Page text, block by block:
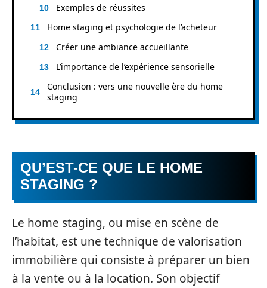
Exemples de réussites
Home staging et psychologie de l’acheteur
Créer une ambiance accueillante
L’importance de l’expérience sensorielle
Conclusion : vers une nouvelle ère du home
staging
QU’EST-CE QUE LE HOME
STAGING ?
Le home staging, ou mise en scène de
l’habitat, est une technique de valorisation
immobilière qui consiste à préparer un bien
à la vente ou à la location. Son objectif